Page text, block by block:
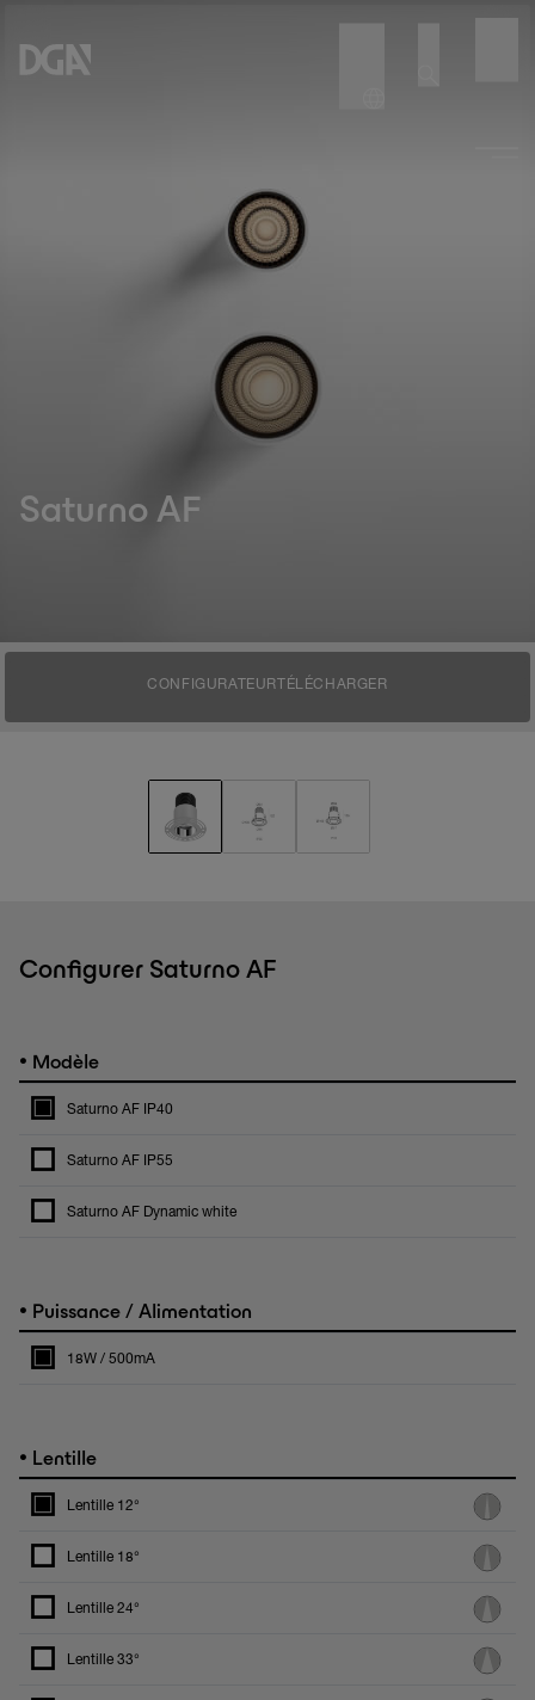
Saturno AF
CONFIGURATEURTÉLÉCHARGER
Configurer Saturno AF
• Modèle
Saturno AF IP40
Saturno AF IP55
Saturno AF Dynamic white
• Puissance / Alimentation
18W / 500mA
• Lentille
Lentille 12°
Lentille 18°
Lentille 24°
Lentille 33°